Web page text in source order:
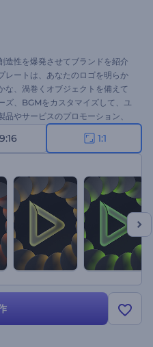
造性を爆発させてブランドを紹介
レートは、あなたのロゴを明らか
な、渦巻くオブジェクトを備えて
ズ、BGMをカスタマイズして、ユ
やサービスのプロモーション、
広告、プレゼンテーションのオー
なイントロを作りましょう！
9:16 1:1